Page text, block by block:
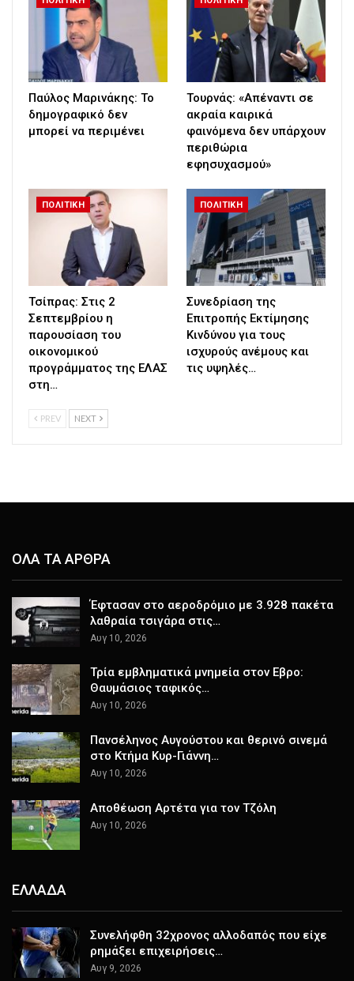
Παύλος Μαρινάκης: Το
δημογραφικό δεν
μπορεί να περιμένει
Τουρνάς: «Απέναντι σε
ακραία καιρικά
φαινόμενα δεν υπάρχουν
περιθώρια
εφησυχασμού»
ΠΟΛΙΤΙΚΗ
Τσίπρας: Στις 2
Σεπτεμβρίου η
παρουσίαση του
οικονομικού
προγράμματος της ΕΛΑΣ
στη…
ΠΟΛΙΤΙΚΗ
Συνεδρίαση της
Επιτροπής Εκτίμησης
Κινδύνου για τους
ισχυρούς ανέμους και
τις υψηλές…
PREV NEXT
ΟΛΑ ΤΑ ΑΡΘΡΑ
Έφτασαν στο αεροδρόμιο με 3.928 πακέτα
λαθραία τσιγάρα στις…
Αυγ 10, 2026
Τρία εμβληματικά μνημεία στον Εβρο:
Θαυμάσιος ταφικός…
Αυγ 10, 2026
Πανσέληνος Αυγούστου και θερινό σινεμά
στο Κτήμα Κυρ-Γιάννη…
Αυγ 10, 2026
Αποθέωση Αρτέτα για τον Τζόλη
Αυγ 10, 2026
ΕΛΛΑΔΑ
Συνελήφθη 32χρονος αλλοδαπός που είχε
ρημάξει επιχειρήσεις…
Αυγ 9, 2026